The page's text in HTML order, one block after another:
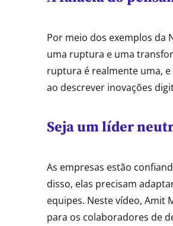
Por meio dos exemplos da
uma ruptura e uma
ruptura é realmente uma,
ao descrever inovações
Seja um líder
As empresas estão
disso, elas precisam
equipes. Neste vídeo, Amit
para os colaboradores de